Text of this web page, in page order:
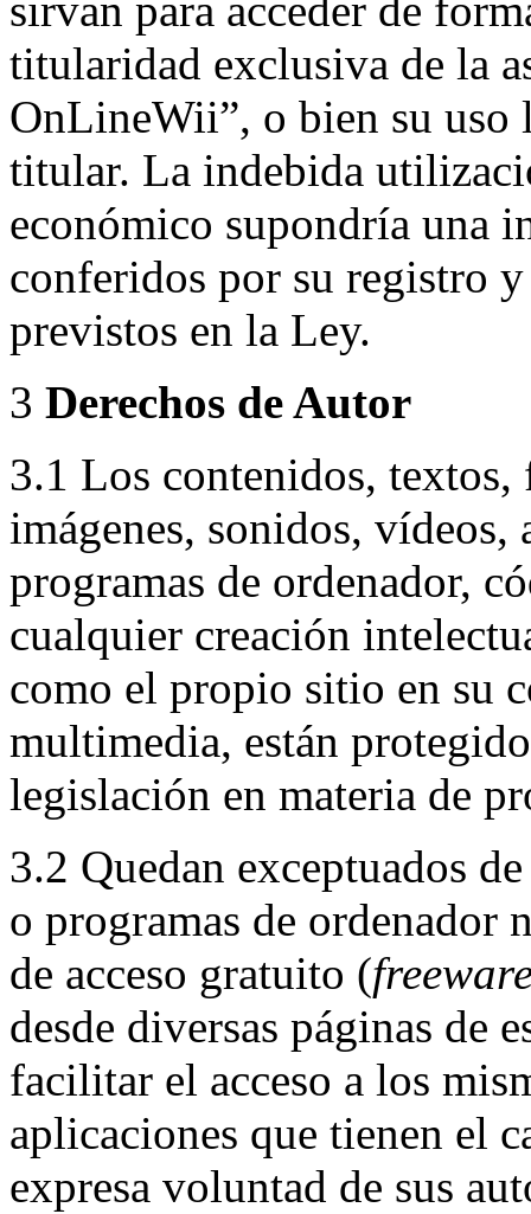
sirvan para acceder de
titularidad exclusiva de la
OnLineWii”, o bien su
titular. La indebida
económico supondría una
conferidos por su registro
previstos en la Ley.
3 Derechos de Autor
3.1 Los contenidos,
imágenes, sonidos, vídeos,
programas de ordenador,
cualquier creación
como el propio sitio en su
multimedia, están
legislación en materia de
3.2 Quedan exceptuados
o programas de ordenador
de acceso gratuito (
desde diversas páginas de
facilitar el acceso a los
aplicaciones que tienen el
expresa voluntad de sus